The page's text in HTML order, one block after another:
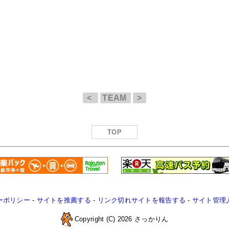
< TEAM >
TOP
ポリシー - サイトを推薦する - リンク切れサイトを報告する - サイト管理
Copyright (C) 2026 さっかりん